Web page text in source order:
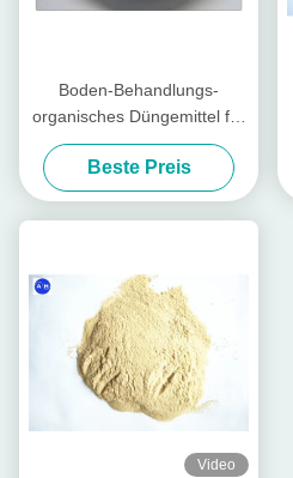
Boden-Behandlungs-
organisches Düngemittel für
Gemüse mit Aminosäure-
Nahrung
Beste Preis
Video